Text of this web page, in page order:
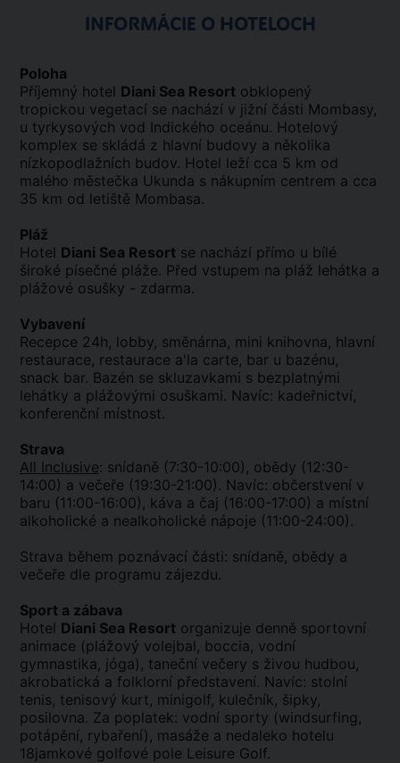
INFORMÁCIE O HOTELOCH
Poloha
Příjemný hotel Diani Sea Resort obklopený
tropickou vegetací se nachází v jižní části Mombasy,
u tyrkysových vod Indického oceánu. Hotelový
komplex se skládá z hlavní budovy a několika
nízkopodlažních budov. Hotel leží cca 5 km od
malého městečka Ukunda s nákupním centrem a cca
35 km od letiště Mombasa.
Pláž
Hotel Diani Sea Resort se nachází přímo u bílé
široké písečné pláže. Před vstupem na pláž lehátka a
plážové osušky - zdarma.
Vybavení
Recepce 24h, lobby, směnárna, mini knihovna, hlavní
restaurace, restaurace a'la carte, bar u bazénu,
snack bar. Bazén se skluzavkami s bezplatnými
lehátky a plážovými osuškami. Navíc: kadeřnictví,
konferenční místnost.
Strava
All Inclusive: snídaně (7:30-10:00), obědy (12:30-
14:00) a večeře (19:30-21:00). Navíc: občerstvení v
baru (11:00-16:00), káva a čaj (16:00-17:00) a místní
alkoholické a nealkoholické nápoje (11:00-24:00).
Strava během poznávací části: snídaně, obědy a
večeře dle programu zájezdu.
Sport a zábava
Hotel Diani Sea Resort organizuje denně sportovní
animace (plážový volejbal, boccia, vodní
gymnastika, jóga), taneční večery s živou hudbou,
akrobatická a folklorní představení. Navíc: stolní
tenis, tenisový kurt, minigolf, kulečník, šipky,
posilovna. Za poplatek: vodní sporty (windsurfing,
potápění, rybaření), masáže a nedaleko hotelu
18jamkové golfové pole Leisure Golf.